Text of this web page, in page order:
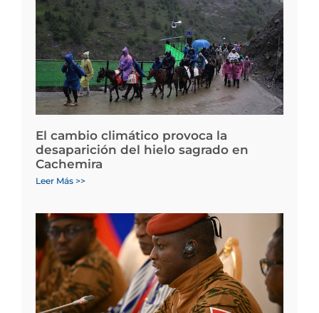
El cambio climático provoca la
desaparición del hielo sagrado en
Cachemira
Leer Más >>